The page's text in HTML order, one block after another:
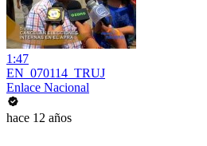
1:47
EN_070114_TRUJ
Enlace Nacional
hace 12 años